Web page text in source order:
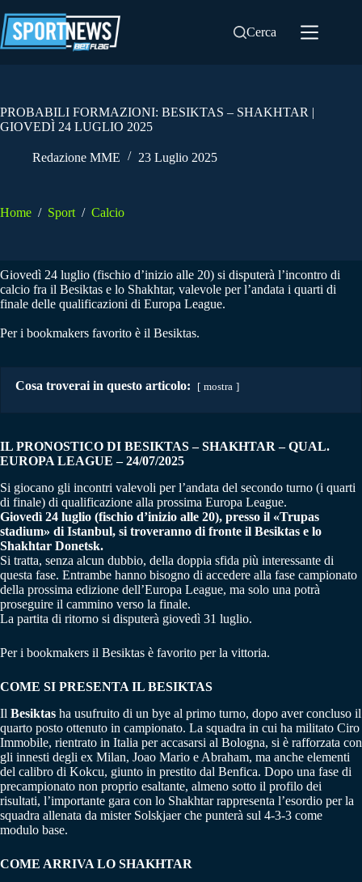
al
contenuto
Cerca
PROBABILI FORMAZIONI: BESIKTAS – SHAKHTAR |
GIOVEDÌ 24 LUGLIO 2025
Redazione MME 23 Luglio 2025
Home / Sport / Calcio
Giovedì 24 luglio (fischio d’inizio alle 20) si disputerà l’incontro di
calcio fra il Besiktas e lo Shakhtar, valevole per l’andata i quarti di
finale delle qualificazioni di Europa League.
Per i bookmakers favorito è il Besiktas.
Cosa troverai in questo articolo: mostra
IL PRONOSTICO DI BESIKTAS – SHAKHTAR– QUAL.
EUROPA LEAGUE – 24/07/2025
Si giocano gli incontri valevoli per l’andata del secondo turno (i quarti
di finale) di qualificazione alla prossima Europa League.
Giovedì 24 luglio (fischio d’inizio alle 20), presso il «Trupas
stadium» di Istanbul, si troveranno di fronte il Besiktas e lo
Shakhtar Donetsk.
Si tratta, senza alcun dubbio, della doppia sfida più interessante di
questa fase. Entrambe hanno bisogno di accedere alla fase campionato
della prossima edizione dell’Europa League, ma solo una potrà
proseguire il cammino verso la finale.
La partita di ritorno si disputerà giovedì 31 luglio.
Per i bookmakers il Besiktas è favorito per la vittoria.
COME SI PRESENTA IL BESIKTAS
Il Besiktas ha usufruito di un bye al primo turno, dopo aver concluso il
quarto posto ottenuto in campionato. La squadra in cui ha militato Ciro
Immobile, rientrato in Italia per accasarsi al Bologna, si è rafforzata con
gli innesti degli ex Milan, Joao Mario e Abraham, ma anche elementi
del calibro di Kokcu, giunto in prestito dal Benfica. Dopo una fase di
precampionato non proprio esaltante, almeno sotto il profilo dei
risultati, l’importante gara con lo Shakhtar rappresenta l’esordio per la
squadra allenata da mister Solskjaer che punterà sul 4-3-3 come
modulo base.
COME ARRIVA LO SHAKHTAR